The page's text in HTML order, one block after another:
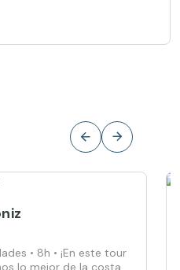
• 8h • ¡En este tour
lo mejor de la costa